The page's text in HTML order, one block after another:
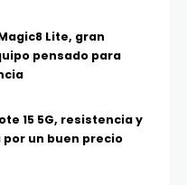
Lite, gran
pensado para
15 5G, resistencia y
un buen precio